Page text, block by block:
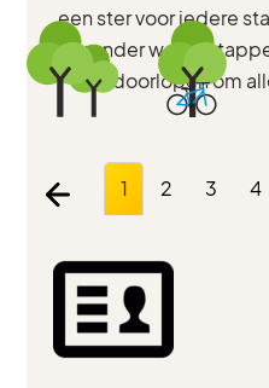
een ster voor iedere
hieronder welke
doorlopen om
1 2 3 4